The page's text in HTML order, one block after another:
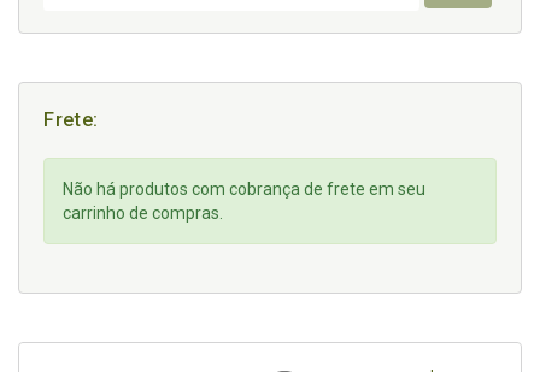
Frete:
Não há produtos com cobrança de frete em seu
carrinho de compras.